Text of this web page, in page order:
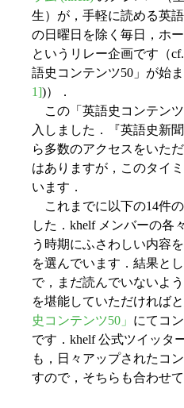
生）が，手軽に読める英
の日曜日を除く毎日，ホ
というリレー企画です（
語史コンテンツ50」が始
1])）．
この「英語史コンテン
入しました．『英語史新
ら多数のアクセスをいた
はありますが，このタイ
います．
これまでに以下の14件
した．khelf メンバーの各
う時期にふさわしい内容
を選んでいます．結果と
で，まだ読んでいないよ
を堪能していただければ
史コンテンツ50」 にてコ
です．khelf 公式ツイッタ
も，日々アップされたコ
すので，そちらも合わせ